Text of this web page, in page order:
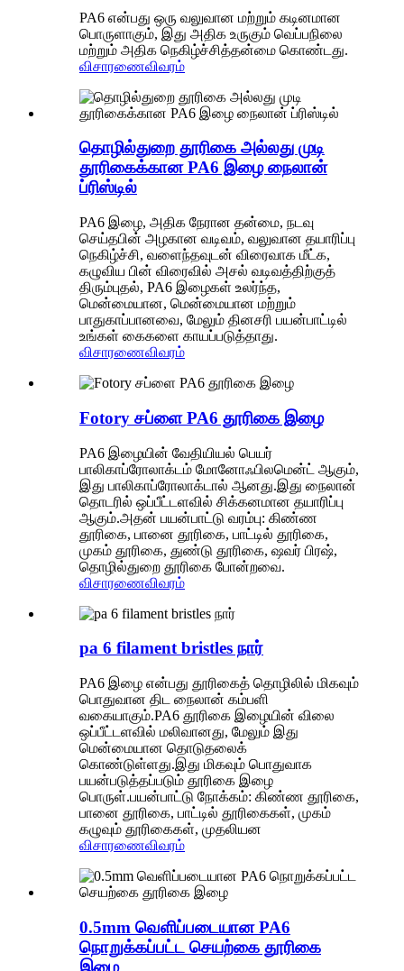
PA6 என்பது ஒரு வலுவான மற்றும் கடினமான
பொருளாகும், இது அதிக உருகும் வெப்பநிலை
மற்றும் அதிக நெகிழ்ச்சித்தன்மை கொண்டது.
விசாரணைவிவரம்
தொழில்துறை தூரிகை அல்லது முடி
தூரிகைக்கான PA6 இழை நைலான்
ப்ரிஸ்டில்
PA6 இழை, அதிக நேரான தன்மை, நடவு
செய்தபின் அழகான வடிவம், வலுவான தயாரிப்பு
நெகிழ்ச்சி, வளைந்தவுடன் விரைவாக மீட்க,
கழுவிய பின் விரைவில் அசல் வடிவத்திற்குத்
திரும்புதல், PA6 இழைகள் உலர்ந்த,
மென்மையான, மென்மையான மற்றும்
பாதுகாப்பானவை, மேலும் தினசரி பயன்பாட்டில்
உங்கள் கைகளை காயப்படுத்தாது.
விசாரணைவிவரம்
Fotory சப்ளை PA6 தூரிகை இழை
PA6 இழையின் வேதியியல் பெயர்
பாலிகாப்ரோலாக்டம் மோனோஃபிலமென்ட் ஆகும்,
இது பாலிகாப்ரோலாக்டால் ஆனது.இது நைலான்
தொடரில் ஒப்பீட்டளவில் சிக்கனமான தயாரிப்பு
ஆகும்.அதன் பயன்பாட்டு வரம்பு: கிண்ண
தூரிகை, பானை தூரிகை, பாட்டில் தூரிகை,
முகம் தூரிகை, துண்டு தூரிகை, ஷவர் பிரஷ்,
தொழில்துறை தூரிகை போன்றவை.
விசாரணைவிவரம்
pa 6 filament bristles நார்
PA6 இழை என்பது தூரிகைத் தொழிலில் மிகவும்
பொதுவான திட நைலான் கம்பளி
வகையாகும்.PA6 தூரிகை இழையின் விலை
ஒப்பீட்டளவில் மலிவானது, மேலும் இது
மென்மையான தொடுதலைக்
கொண்டுள்ளது.இது மிகவும் பொதுவாக
பயன்படுத்தப்படும் தூரிகை இழை
பொருள்.பயன்பாட்டு நோக்கம்: கிண்ண தூரிகை,
பானை தூரிகை, பாட்டில் தூரிகைகள், முகம்
கழுவும் தூரிகைகள், முதலியன
விசாரணைவிவரம்
0.5mm வெளிப்படையான PA6
நொறுக்கப்பட்ட செயற்கை தூரிகை
இழை